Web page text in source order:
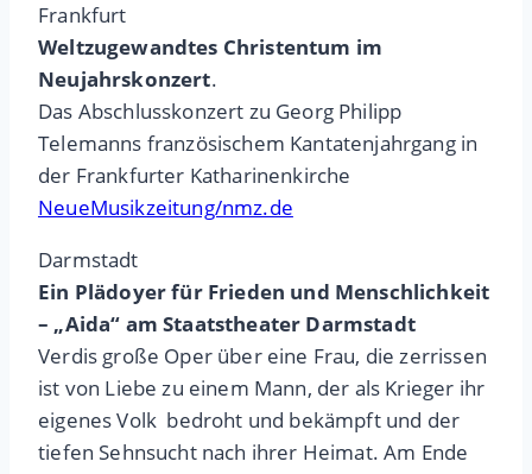
Frankfurt
Weltzugewandtes Christentum im
Neujahrskonzert.
Das Abschlusskonzert zu Georg Philipp
Telemanns französischem Kantatenjahrgang in
der Frankfurter Katharinenkirche
NeueMusikzeitung/nmz.de
Darmstadt
Ein Plädoyer für Frieden und Menschlichkeit
– „Aida“ am Staatstheater Darmstadt
Verdis große Oper über eine Frau, die zerrissen
ist von Liebe zu einem Mann, der als Krieger ihr
eigenes Volk bedroht und bekämpft und der
tiefen Sehnsucht nach ihrer Heimat. Am Ende